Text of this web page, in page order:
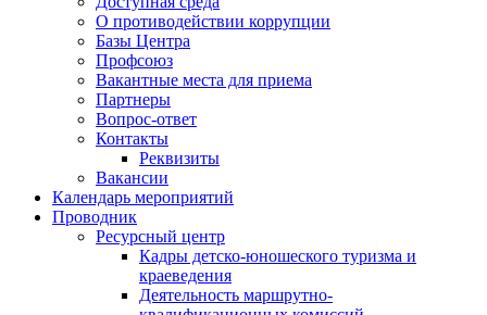
О противодействии коррупции
Базы Центра
Профсоюз
Вакантные места для приема
Партнеры
Вопрос-ответ
Контакты
Реквизиты
Вакансии
Календарь мероприятий
Проводник
Ресурсный центр
Кадры детско-юношеского туризма и
краеведения
Деятельность маршрутно-